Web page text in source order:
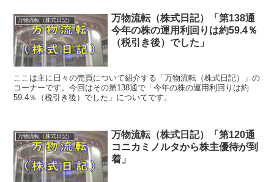
万物流転（株式日記）
万物流転（株式日記）「第138通
今年の株の運用利回りは約59.4％
（税引き後）でした」
ここは主に日々の売買について紹介する「万物流転（株式日記）」の
コーナーです。今回はその第138通で「今年の株の運用利回りは約
59.4％（税引き後）でした」についてです。
万物流転（株式日記）
万物流転（株式日記）「第120通
コニカミノルタから株主優待が到
着」